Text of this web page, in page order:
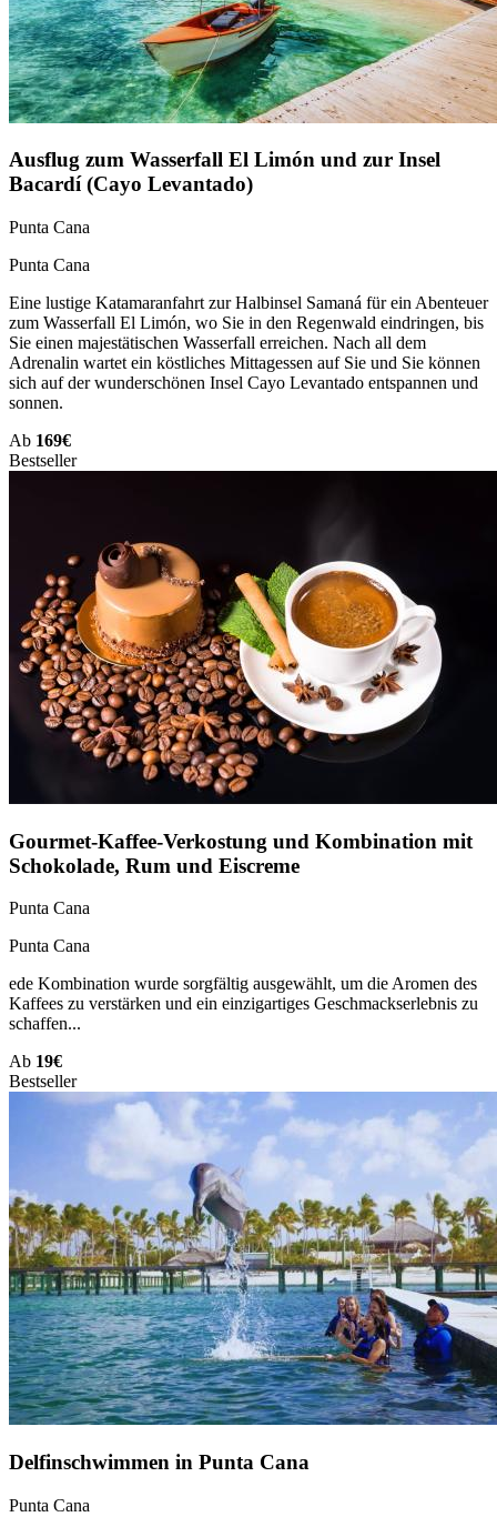
Ausflug zum Wasserfall El Limón und zur Insel
Bacardí (Cayo Levantado)
Punta Cana
Punta Cana
Eine lustige Katamaranfahrt zur Halbinsel Samaná für ein Abenteuer
zum Wasserfall El Limón, wo Sie in den Regenwald eindringen, bis
Sie einen majestätischen Wasserfall erreichen. Nach all dem
Adrenalin wartet ein köstliches Mittagessen auf Sie und Sie können
sich auf der wunderschönen Insel Cayo Levantado entspannen und
sonnen.
Ab 169€
Bestseller
Gourmet-Kaffee-Verkostung und Kombination mit
Schokolade, Rum und Eiscreme
Punta Cana
Punta Cana
ede Kombination wurde sorgfältig ausgewählt, um die Aromen des
Kaffees zu verstärken und ein einzigartiges Geschmackserlebnis zu
schaffen...
Ab 19€
Bestseller
Delfinschwimmen in Punta Cana
Punta Cana